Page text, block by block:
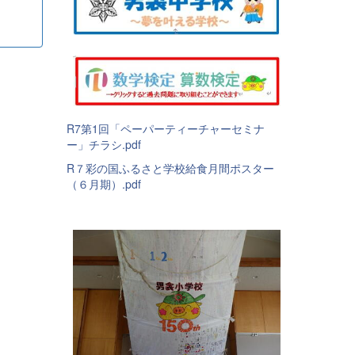
R7第1回「ペーパーティーチャーセミナ
ー」チラシ.pdf
R７彩の国ふるさと学校給食月間ポスター
（６月期）.pdf